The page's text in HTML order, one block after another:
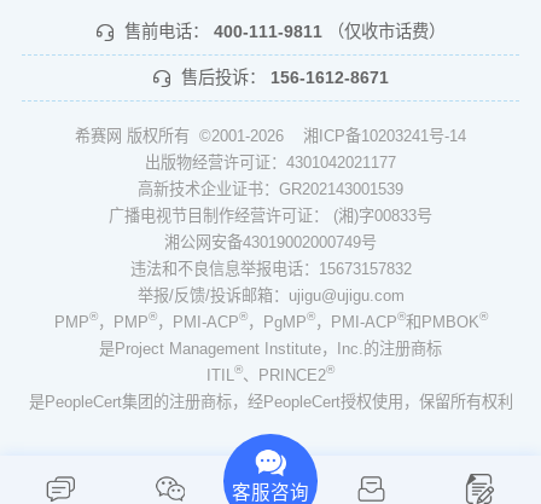
售前电话： 400-111-9811 （仅收市话费）
售后投诉： 156-1612-8671
希赛网 版权所有 ©2001-2026 湘ICP备10203241号-14
出版物经营许可证：4301042021177
高新技术企业证书：GR202143001539
广播电视节目制作经营许可证： (湘)字00833号
湘公网安备43019002000749号
违法和不良信息举报电话：15673157832
举报/反馈/投诉邮箱：ujigu@ujigu.com
PMP®，PMP®，PMI-ACP®，PgMP®，PMI-ACP®和PMBOK®
是Project Management Institute，Inc.的注册商标
ITIL ®、PRINCE2®
是PeopleCert集团的注册商标，经PeopleCert授权使用，保留所有权利
客服咨询